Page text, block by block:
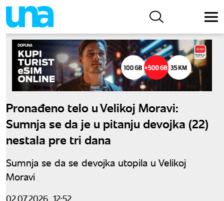
Pronađeno telo u Velikoj Moravi:
Sumnja se da je u pitanju devojka (22)
nestala pre tri dana
Sumnja se da se devojka utopila u Velikoj
Moravi
02.07.2026. 12:52